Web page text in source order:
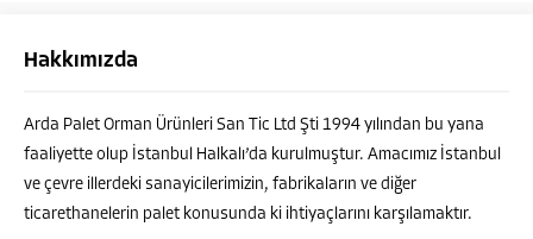
Hakkımızda
Arda Palet Orman Ürünleri San Tic Ltd Şti 1994 yılından bu yana
faaliyette olup İstanbul Halkalı’da kurulmuştur. Amacımız İstanbul
ve çevre illerdeki sanayicilerimizin, fabrikaların ve diğer
ticarethanelerin palet konusunda ki ihtiyaçlarını karşılamaktır.